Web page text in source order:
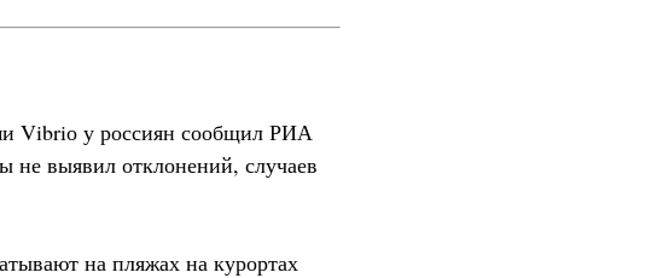
Vibriо у россиян сообщил РИА
не выявил отклонений, случаев
на пляжах на курортах